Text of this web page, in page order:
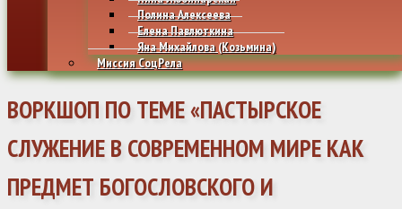
Полина Алексеева
Елена Павлюткина
Яна Михайлова (Козьмина)
Миссия СоцРела
ВОРКШОП ПО ТЕМЕ «ПАСТЫРСКОЕ
СЛУЖЕНИЕ В СОВРЕМЕННОМ МИРЕ КАК
ПРЕДМЕТ БОГОСЛОВСКОГО И